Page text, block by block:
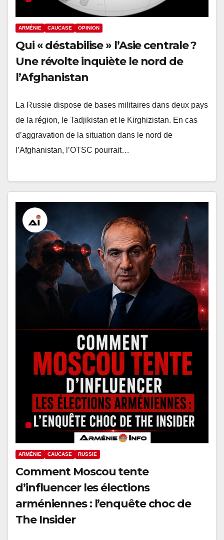
ARMÉNIE CAUCASE OPINION
Qui « déstabilise » l’Asie centrale ?
Une révolte inquiète le nord de
l’Afghanistan
La Russie dispose de bases militaires dans deux pays
de la région, le Tadjikistan et le Kirghizistan. En cas
d’aggravation de la situation dans le nord de
l’Afghanistan, l’OTSC pourrait…
ARMÉNIE CAUCASE RUSSIE
Comment Moscou tente
d’influencer les élections
arméniennes : l’enquête choc de
The Insider